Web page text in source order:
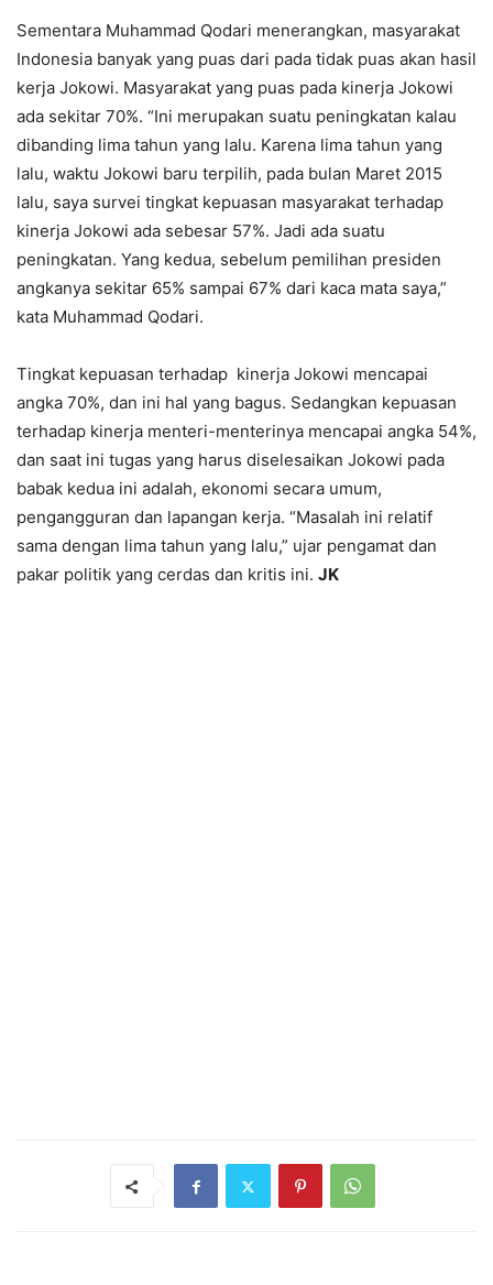
Sementara Muhammad Qodari menerangkan, masyarakat
Indonesia banyak yang puas dari pada tidak puas akan hasil
kerja Jokowi. Masyarakat yang puas pada kinerja Jokowi
ada sekitar 70%. “Ini merupakan suatu peningkatan kalau
dibanding lima tahun yang lalu. Karena lima tahun yang
lalu, waktu Jokowi baru terpilih, pada bulan Maret 2015
lalu, saya survei tingkat kepuasan masyarakat terhadap
kinerja Jokowi ada sebesar 57%. Jadi ada suatu
peningkatan. Yang kedua, sebelum pemilihan presiden
angkanya sekitar 65% sampai 67% dari kaca mata saya,”
kata Muhammad Qodari.
Tingkat kepuasan terhadap kinerja Jokowi mencapai
angka 70%, dan ini hal yang bagus. Sedangkan kepuasan
terhadap kinerja menteri-menterinya mencapai angka 54%,
dan saat ini tugas yang harus diselesaikan Jokowi pada
babak kedua ini adalah, ekonomi secara umum,
pengangguran dan lapangan kerja. “Masalah ini relatif
sama dengan lima tahun yang lalu,” ujar pengamat dan
pakar politik yang cerdas dan kritis ini. JK